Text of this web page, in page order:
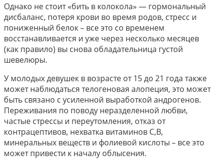
Однако не стоит «бить в колокола» — гормональный
дисбаланс, потеря крови во время родов, стресс и
пониженный белок – все это со временем
восстанавливается и уже через несколько месяцев
(как правило) вы снова обладательница густой
шевелюры.
У молодых девушек в возрасте от 15 до 21 года также
может наблюдаться телогеновая алопеция, это может
быть связано с усиленной выработкой андрогенов.
Переживания по поводу неразделенной любви,
частые стрессы и переутомления, отказ от
контрацептивов, нехватка витаминов C,B,
минеральных веществ и фолиевой кислоты – все это
может привести к началу облысения.